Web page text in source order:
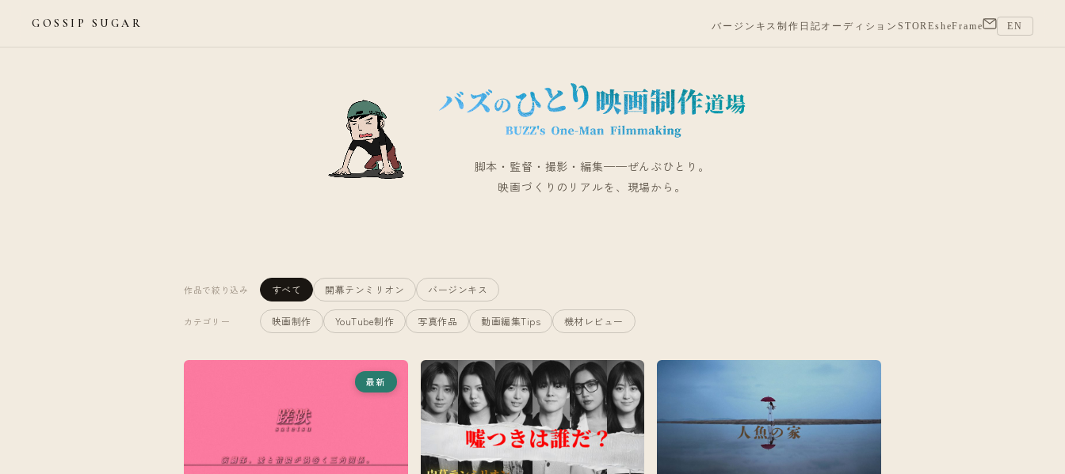
GOSSIP SUGAR バージンキス制作日記オーディション STOREsheFrame EN
脚本・監督・撮影・編集——ぜんぶひとり。
映画づくりのリアルを、現場から。
作品で絞り込み すべて 開幕テンミリオン バージンキス
カテゴリー 映画制作 YouTube制作 写真作品 動画編集Tips 機材レビュー
最新